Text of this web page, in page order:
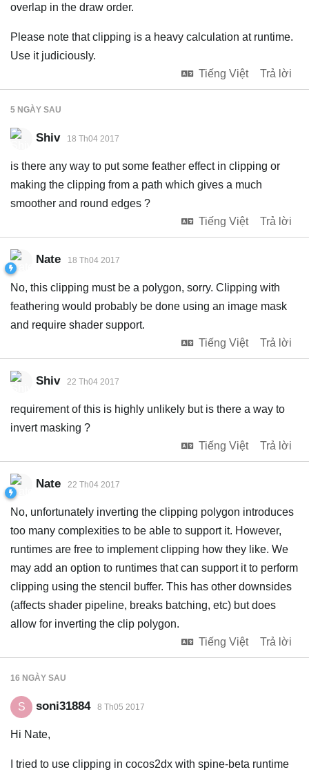
overlap in the draw order.
Please note that clipping is a heavy calculation at runtime.
Use it judiciously.
Tiếng Việt
Trả lời
5 NGÀY SAU
Shiv 18 Th04 2017
is there any way to put some feather effect in clipping or
making the clipping from a path which gives a much
smoother and round edges ?
Tiếng Việt
Trả lời
Nate 18 Th04 2017
No, this clipping must be a polygon, sorry. Clipping with
feathering would probably be done using an image mask
and require shader support.
Tiếng Việt
Trả lời
Shiv 22 Th04 2017
requirement of this is highly unlikely but is there a way to
invert masking ?
Tiếng Việt
Trả lời
Nate 22 Th04 2017
No, unfortunately inverting the clipping polygon introduces
too many complexities to be able to support it. However,
runtimes are free to implement clipping how they like. We
may add an option to runtimes that can support it to perform
clipping using the stencil buffer. This has other downsides
(affects shader pipeline, breaks batching, etc) but does
allow for inverting the clip polygon.
Tiếng Việt
Trả lời
16 NGÀY SAU
S soni31884 8 Th05 2017
Hi Nate,
I tried to use clipping in cocos2dx with spine-beta runtime